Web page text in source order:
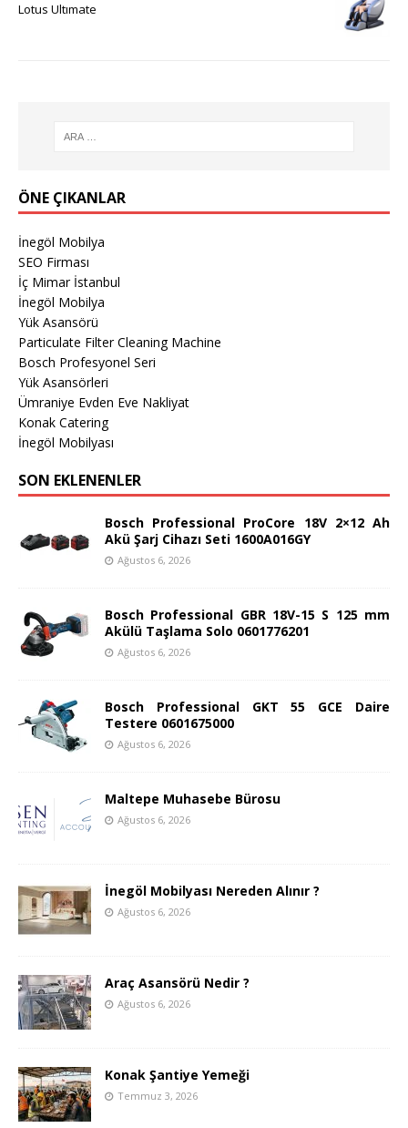
Lotus Ultımate
ÖNE ÇIKANLAR
İnegöl Mobilya
SEO Firması
İç Mimar İstanbul
İnegöl Mobilya
Yük Asansörü
Particulate Filter Cleaning Machine
Bosch Profesyonel Seri
Yük Asansörleri
Ümraniye Evden Eve Nakliyat
Konak Catering
İnegöl Mobilyası
SON EKLENENLER
Bosch Professional ProCore 18V 2×12 Ah
Akü Şarj Cihazı Seti 1600A016GY
Ağustos 6, 2026
Bosch Professional GBR 18V-15 S 125 mm
Akülü Taşlama Solo 0601776201
Ağustos 6, 2026
Bosch Professional GKT 55 GCE Daire
Testere 0601675000
Ağustos 6, 2026
Maltepe Muhasebe Bürosu
Ağustos 6, 2026
İnegöl Mobilyası Nereden Alınır ?
Ağustos 6, 2026
Araç Asansörü Nedir ?
Ağustos 6, 2026
Konak Şantiye Yemeği
Temmuz 3, 2026